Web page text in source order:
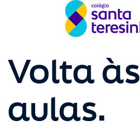
Volta às
aulas.